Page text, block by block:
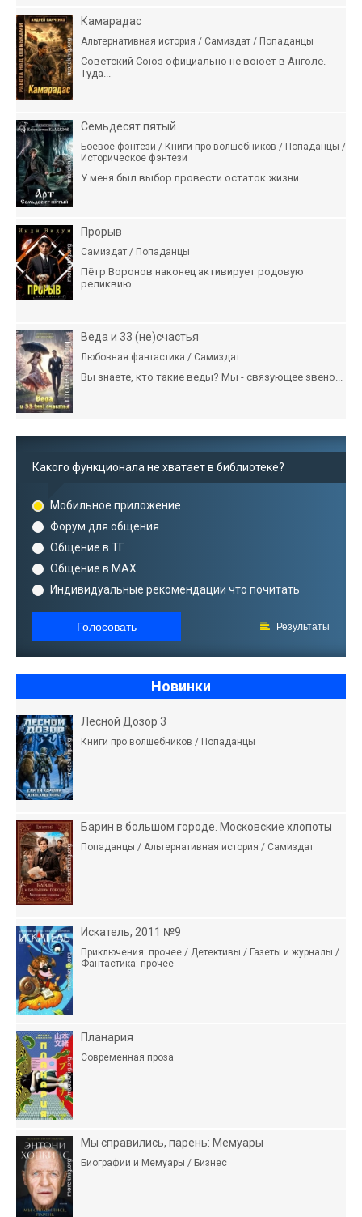
Камарадас
Альтернативная история / Самиздат / Попаданцы
Советский Союз официально не воюет в Анголе.
Туда...
Семьдесят пятый
Боевое фэнтези / Книги про волшебников / Попаданцы /
Историческое фэнтези
У меня был выбор провести остаток жизни...
Прорыв
Самиздат / Попаданцы
Пётр Воронов наконец активирует родовую
реликвию...
Веда и 33 (не)счастья
Любовная фантастика / Самиздат
Вы знаете, кто такие веды? Мы - связующее звено...
Какого функционала не хватает в библиотеке?
Мобильное приложение
Форум для общения
Общение в ТГ
Общение в MAX
Индивидуальные рекомендации что почитать
Голосовать Результаты
Новинки
Лесной Дозор 3
Книги про волшебников / Попаданцы
Барин в большом городе. Московские хлопоты
Попаданцы / Альтернативная история / Самиздат
Искатель, 2011 №9
Приключения: прочее / Детективы / Газеты и журналы /
Фантастика: прочее
Планария
Современная проза
Мы справились, парень: Мемуары
Биографии и Мемуары / Бизнес